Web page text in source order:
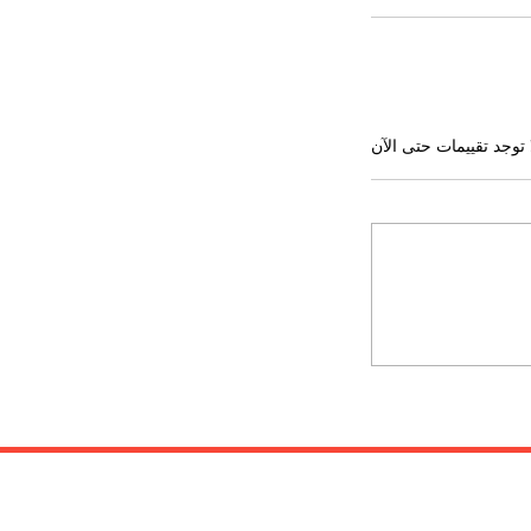
توجد تقييمات حتى الآن